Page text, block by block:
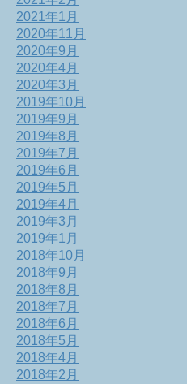
2021年1月
2020年11月
2020年9月
2020年4月
2020年3月
2019年10月
2019年9月
2019年8月
2019年7月
2019年6月
2019年5月
2019年4月
2019年3月
2019年1月
2018年10月
2018年9月
2018年8月
2018年7月
2018年6月
2018年5月
2018年4月
2018年2月